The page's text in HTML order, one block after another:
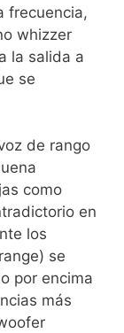
frecuencia,
whizzer
la salida a
se
de rango
como
en
los
se
por encima
más